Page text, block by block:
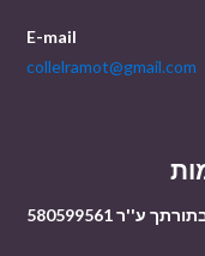
E-mail
collelramot@gmail.com
580599561